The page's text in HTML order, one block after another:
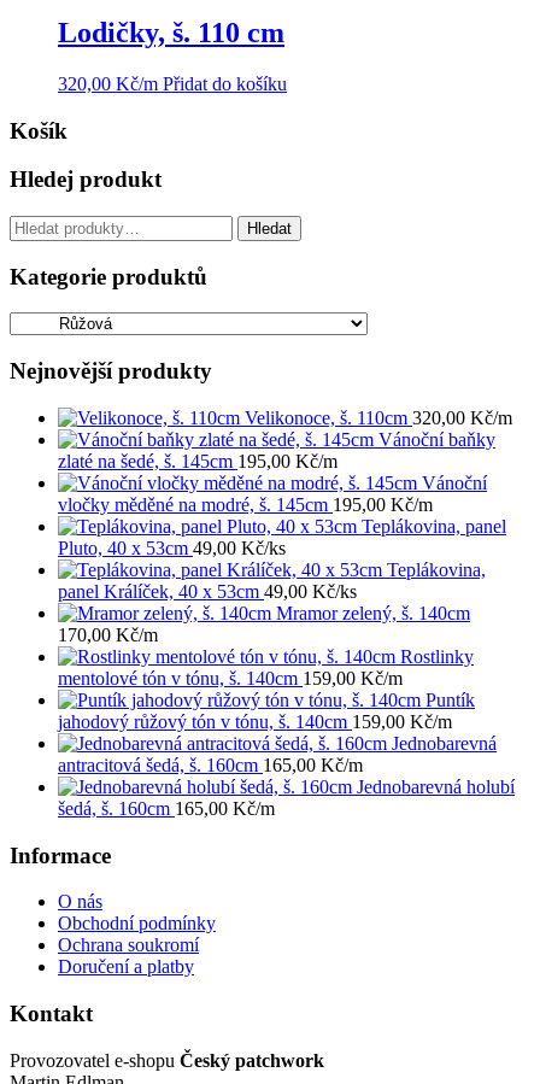
Lodičky, š. 110 cm
320,00 Kč/m Přidat do košíku
Košík
Hledej produkt
Hledat: Hledat
Kategorie produktů
Nejnovější produkty
Velikonoce, š. 110cm 320,00 Kč/m
Vánoční baňky
zlaté na šedé, š. 145cm 195,00 Kč/m
Vánoční
vločky měděné na modré, š. 145cm 195,00 Kč/m
Teplákovina, panel
Pluto, 40 x 53cm 49,00 Kč/ks
Teplákovina,
panel Králíček, 40 x 53cm 49,00 Kč/ks
Mramor zelený, š. 140cm
170,00 Kč/m
Rostlinky
mentolové tón v tónu, š. 140cm 159,00 Kč/m
Puntík
jahodový růžový tón v tónu, š. 140cm 159,00 Kč/m
Jednobarevná
antracitová šedá, š. 160cm 165,00 Kč/m
Jednobarevná holubí
šedá, š. 160cm 165,00 Kč/m
Informace
O nás
Obchodní podmínky
Ochrana soukromí
Doručení a platby
Kontakt
Provozovatel e-shopu Český patchwork